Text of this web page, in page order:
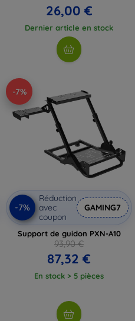
26,00 €
Dernier article en stock
-7%
-7%
Réduction
avec
coupon
GAMING7
Support de guidon PXN-A10
93,90 €
87,32 €
En stock > 5 pièces